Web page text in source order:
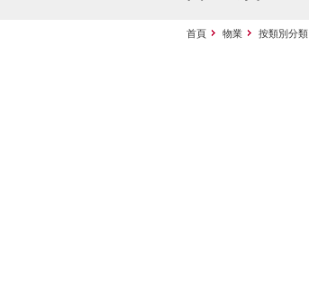
首頁 物業 按類別分類